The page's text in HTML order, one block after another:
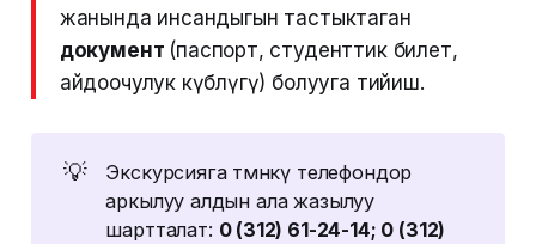
жанында инсандыгын тастыктаган
документ (паспорт, студенттик билет,
айдоочулук күбөлүгү) болууга тийиш.
💡
Экскурсияга төмөнкү телефондор
аркылуу алдын ала жазылуу
шартталат: 0 (312) 61-24-14; 0 (312)